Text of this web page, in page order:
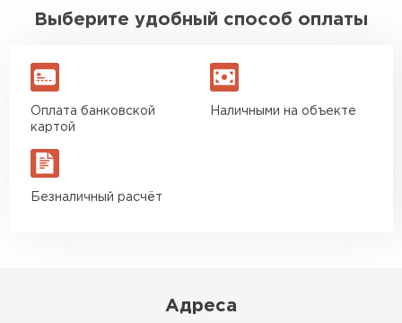
Выберите удобный способ оплаты
Оплата банковской
картой
Наличными на объекте
Безналичный расчёт
Адреса